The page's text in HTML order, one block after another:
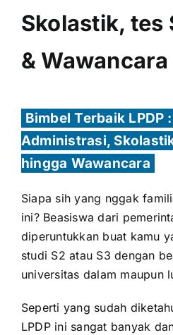
Skolastik, tes
& Wawancara
Bimbel Terbaik LPDP
Administrasi,
hingga Wawancara
Siapa sih yang nggak
ini? Beasiswa dari
diperuntukkan buat kamu
studi S2 atau S3 dengan
universitas dalam maupun
Seperti yang sudah
LPDP ini sangat banyak